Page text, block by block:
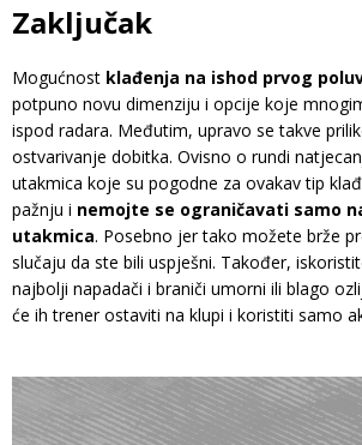
Zaključak
Mogućnost klađenja na ishod prvog
potpuno novu dimenziju i opcije koje
ispod radara. Međutim, upravo se takve
ostvarivanje dobitka. Ovisno o rundi
utakmica koje su pogodne za ovakav tip
pažnju i nemojte se ograničavati samo
utakmica. Posebno jer tako možete brže
slučaju da ste bili uspješni. Također,
najbolji napadači i braniči umorni ili blago
će ih trener ostaviti na klupi i koristiti samo